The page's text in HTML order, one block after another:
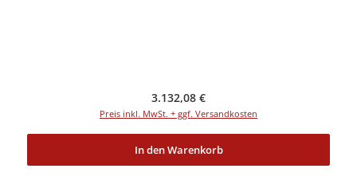
Regulärer Preis:
3.132,08 €
Preis inkl. MwSt. + ggf. Versandkosten
In den Warenkorb